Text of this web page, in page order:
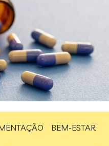
BEM-ESTAR